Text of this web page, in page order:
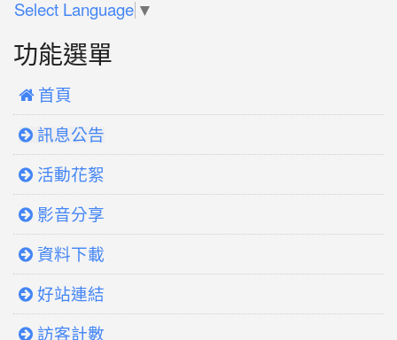
Select Language ▼
功能選單
 首頁
訊息公告
活動花絮
影音分享
資料下載
好站連結
訪客計數